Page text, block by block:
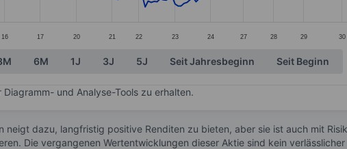
16 17 20 21 22 23 24 27 28 29 30
6M 1J 3J 5J Seit Jahresbeginn Seit Beginn
und Analyse-Tools zu erhalten.
neigt dazu, langfristig positive Renditen zu bieten, aber sie ist auch mit
Die vergangenen Wertentwicklungen dieser Aktie sind kein